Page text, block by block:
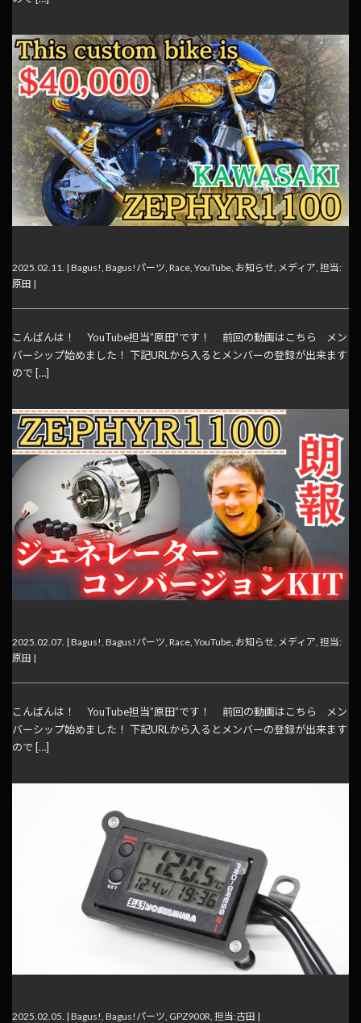
2025.02.11. | Bagus!, Bagus!パーツ, Race, YouTube, お知らせ, メディア, 担当:
原田 |
こんばんは！ YouTube担当”原田”です！ 前回の動画はこちら メン
バーシップ始めました！ 下記URLから入るとメンバーの登録が出来ます
ので […]
2025.02.07. | Bagus! Bagus!パーツ Race YouTube お知らせ メディア 担当:
原田 |
こんばんは！ YouTube担当”原田”です！ 前回の動画はこちら メン
バーシップ始めました！ 下記URLから入るとメンバーの登録が出来ます
ので […]
2025.02.05. | Bagus! Bagus!パーツ GPZ900R 担当:古田 |